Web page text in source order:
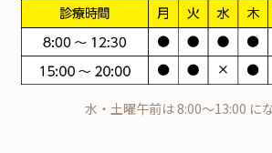
水・土曜午前は 8:00～13:00 にな